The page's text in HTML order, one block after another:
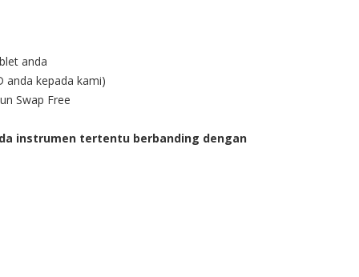
anda
anda kepada kami)
Swap Free
instrumen tertentu berbanding dengan